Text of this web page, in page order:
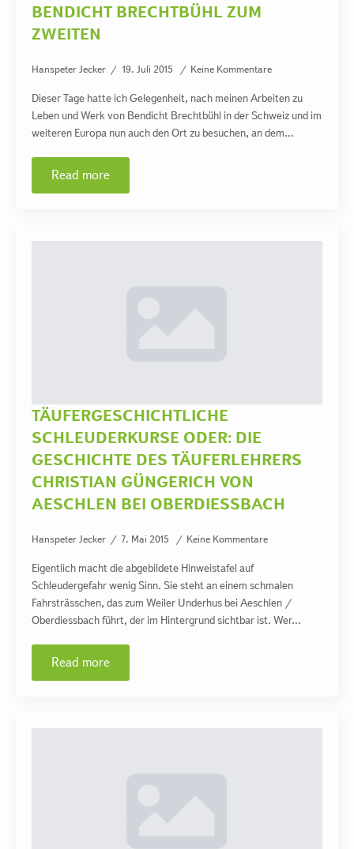
BENDICHT BRECHTBÜHL ZUM
ZWEITEN
Hanspeter Jecker 19. Juli 2015 Keine Kommentare
Dieser Tage hatte ich Gelegenheit, nach meinen Arbeiten zu
Leben und Werk von Bendicht Brechtbühl in der Schweiz und im
weiteren Europa nun auch den Ort zu besuchen, an dem…
Read more
TÄUFERGESCHICHTLICHE
SCHLEUDERKURSE ODER: DIE
GESCHICHTE DES TÄUFERLEHRERS
CHRISTIAN GÜNGERICH VON
AESCHLEN BEI OBERDIESSBACH
Hanspeter Jecker 7. Mai 2015 Keine Kommentare
Eigentlich macht die abgebildete Hinweistafel auf
Schleudergefahr wenig Sinn. Sie steht an einem schmalen
Fahrsträsschen, das zum Weiler Underhus bei Aeschlen /
Oberdiessbach führt, der im Hintergrund sichtbar ist. Wer…
Read more